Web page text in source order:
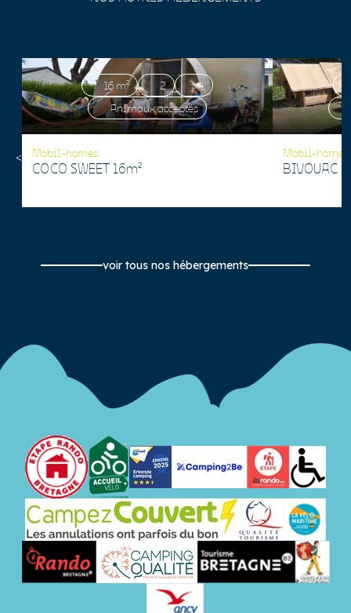
16 m² 2
4
Animaux acceptés
Mobil-homes
COCO SWEET 16m²
Mobil-homes
BIVOUAC
voir tous nos hébergements